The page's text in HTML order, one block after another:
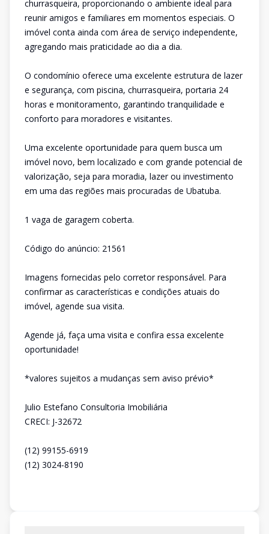
churrasqueira, proporcionando o ambiente ideal para
reunir amigos e familiares em momentos especiais. O
imóvel conta ainda com área de serviço independente,
agregando mais praticidade ao dia a dia.
O condomínio oferece uma excelente estrutura de lazer
e segurança, com piscina, churrasqueira, portaria 24
horas e monitoramento, garantindo tranquilidade e
conforto para moradores e visitantes.
Uma excelente oportunidade para quem busca um
imóvel novo, bem localizado e com grande potencial de
valorização, seja para moradia, lazer ou investimento
em uma das regiões mais procuradas de Ubatuba.
1 vaga de garagem coberta.
Código do anúncio: 21561
Imagens fornecidas pelo corretor responsável. Para
confirmar as características e condições atuais do
imóvel, agende sua visita.
Agende já, faça uma visita e confira essa excelente
oportunidade!
*valores sujeitos a mudanças sem aviso prévio*
Julio Estefano Consultoria Imobiliária
CRECI: J-32672
(12) 99155-6919
(12) 3024-8190